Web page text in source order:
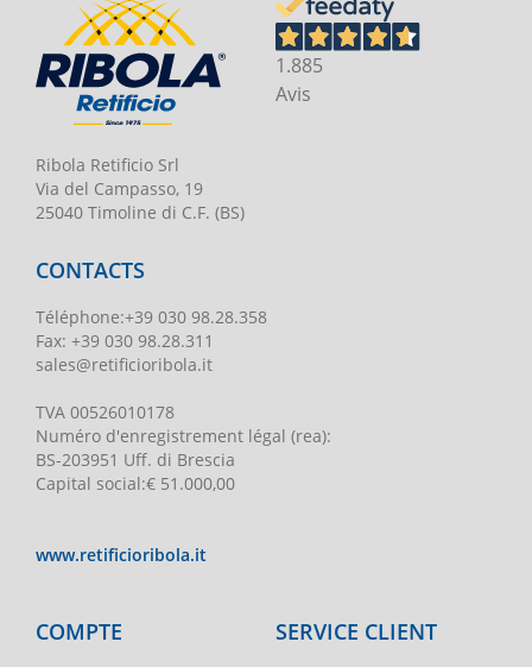
Ribola Retificio Srl
Via del Campasso, 19
25040 Timoline di C.F. (BS)
1.885
Avis
CONTACTS
Téléphone:+39 030 98.28.358
Fax: +39 030 98.28.311
sales@retificioribola.it
TVA 00526010178
Numéro d'enregistrement légal (rea):
BS-203951 Uff. di Brescia
Capital social:€ 51.000,00
www.retificioribola.it
COMPTE SERVICE CLIENT